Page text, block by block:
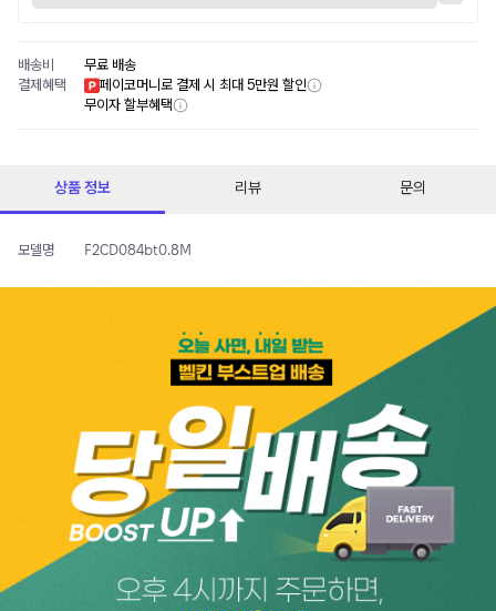
배송비
무료 배송
결제혜택
페이코머니로 결제 시 최대 5만원 할인
무이자 할부혜택
상품 정보 리뷰 문의
모델명 F2CD084bt0.8M